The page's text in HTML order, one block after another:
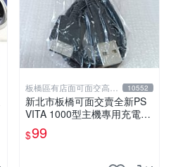
板橋區有店面可面交高價
回收電玩
10552
新北市板橋可面交賣全新PS
VITA 1000型主機專用充電
線....超便宜只賣99元
$99